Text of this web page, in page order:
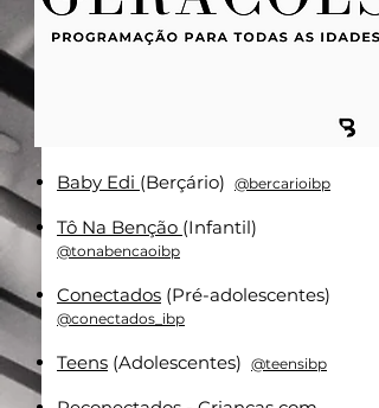
Baby Edi (Berçário) @bercarioibp
Tô Na Benção (Infantil)
@tonabencaoibp
Conectados (Pré-adolescentes)
@conectados_ibp
Teens (Adolescentes) @teensibp